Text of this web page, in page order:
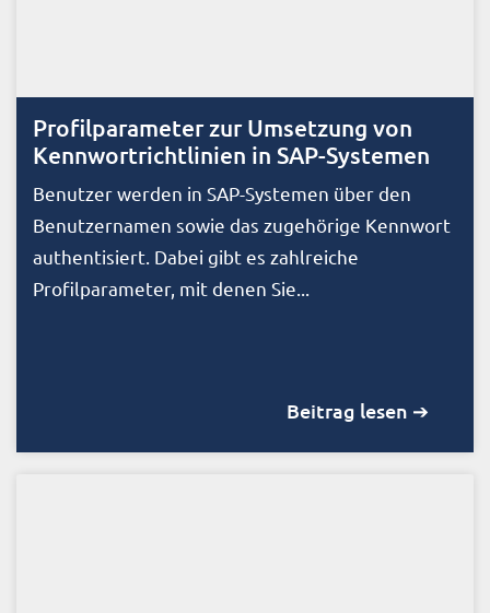
Profilparameter zur Umsetzung von
Kennwortrichtlinien in SAP-Systemen
Benutzer werden in SAP-Systemen über den
Benutzernamen sowie das zugehörige Kennwort
authentisiert. Dabei gibt es zahlreiche
Profilparameter, mit denen Sie...
Beitrag lesen ➔